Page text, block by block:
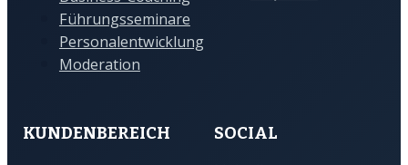
Führungsseminare
Personalentwicklung
Moderation
KUNDENBEREICH
SOCIAL